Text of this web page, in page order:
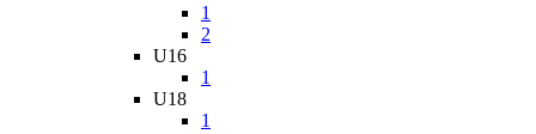
1
2
U16
1
U18
1